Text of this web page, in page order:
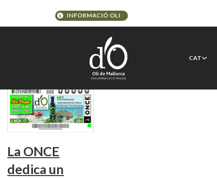
CAT
aniversari
La ONCE
dedica un